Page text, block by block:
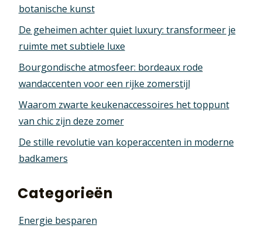
botanische kunst
De geheimen achter quiet luxury: transformeer je
ruimte met subtiele luxe
Bourgondische atmosfeer: bordeaux rode
wandaccenten voor een rijke zomerstijl
Waarom zwarte keukenaccessoires het toppunt
van chic zijn deze zomer
De stille revolutie van koperaccenten in moderne
badkamers
Categorieën
Energie besparen